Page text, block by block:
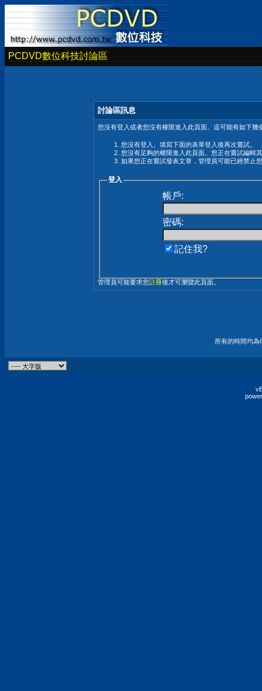
PCDVD數位科技討論區
討論區訊息
您沒有登入或者您沒有權限進入此頁面。這可能有如下幾
您沒有登入。填寫下面的表單登入後再次嘗試。
您沒有足夠的權限進入此頁面。您正在嘗試編輯
如果您正在嘗試發表文章，管理員可能已經禁止
登入
帳戶:
密碼:
記住我?
管理員可能要求您註冊後才可瀏覽此頁面。
所有的時間均為